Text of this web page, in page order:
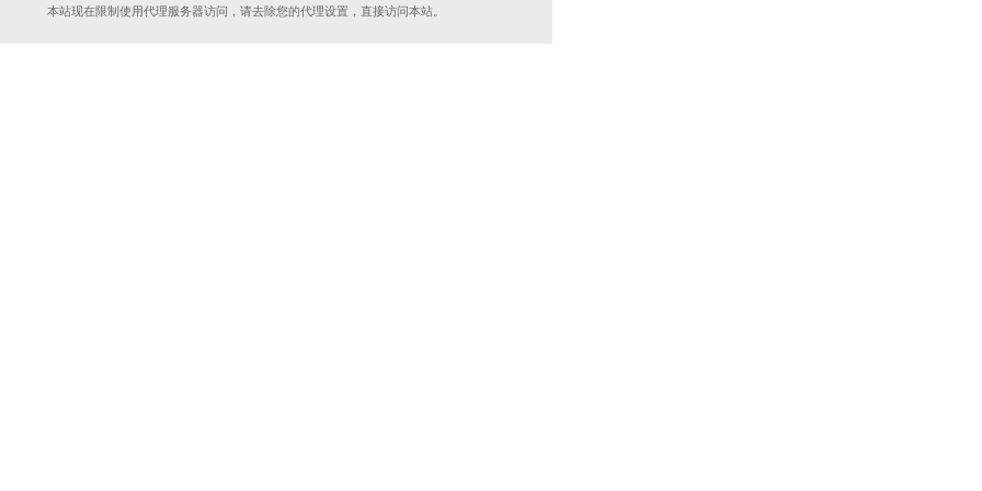
本站现在限制使用代理服务器访问，请去除您的代理设置，直接访问本站。